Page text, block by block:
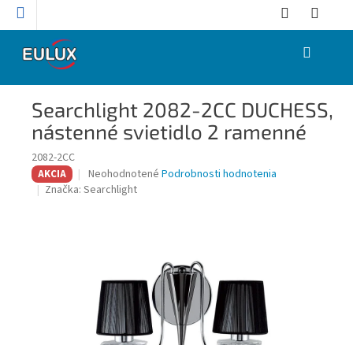
Prejsť
NÁKUPNÝ
Searchlight 2082-2CC DUCHESS,
nástenné svietidlo 2 ramenné
2082-2CC
AKCIA
Priemerné
hodnotenie
hviezdičiek.
Neohodnotené Podrobnosti hodnotenia
Značka: Searchlight